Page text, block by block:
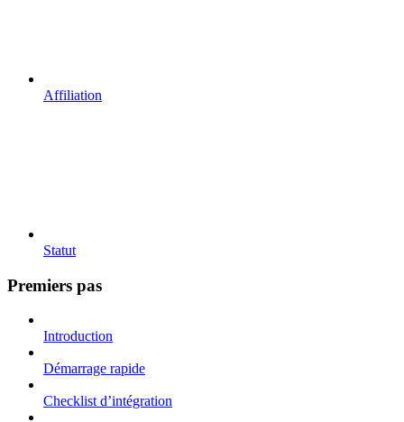
Affiliation
Statut
Premiers pas
Introduction
Démarrage rapide
Checklist d’intégration